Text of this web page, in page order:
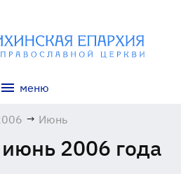
меню
→ Июнь
2006 года